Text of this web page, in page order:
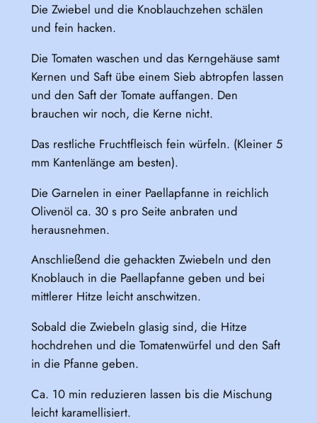
Die Zwiebel und die Knoblauchzehen schälen
und fein hacken.
Die Tomaten waschen und das Kerngehäuse samt
Kernen und Saft übe einem Sieb abtropfen lassen
und den Saft der Tomate auffangen. Den
brauchen wir noch, die Kerne nicht.
Das restliche Fruchtfleisch fein würfeln. (Kleiner 5
mm Kantenlänge am besten).
Die Garnelen in einer Paellapfanne in reichlich
Olivenöl ca. 30 s pro Seite anbraten und
herausnehmen.
Anschließend die gehackten Zwiebeln und den
Knoblauch in die Paellapfanne geben und bei
mittlerer Hitze leicht anschwitzen.
Sobald die Zwiebeln glasig sind, die Hitze
hochdrehen und die Tomatenwürfel und den Saft
in die Pfanne geben.
Ca. 10 min reduzieren lassen bis die Mischung
leicht karamellisiert.